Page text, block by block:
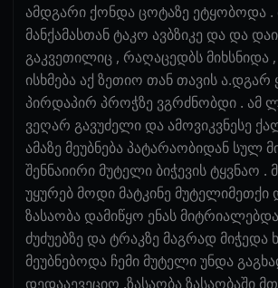
ამდგარი ქონდა ცოტაზე ეტყობოდა .
მანქამასთან ტაკო ავბზიკე და და
გაკვეთილიც , რაღაცედბს მიხსნიდა
ისხმება აქ ზეთიო თან თავის
პირდაპირ პროჭზე ვგრძნობდი . ამ
ვეღარ გავუძელი და ამოვიკვნესე
ამაზე მეუბნება პატარაობიდან სულ
შენნაიირი მუტელი ბიჭევის ტყვნაო .
უყურებ მოდი მატკინე მუტელიმეთქი
ზასაობა დამიწყო ენას
ძუძუებზე და ტრაკზე მაგრად
მეუბნებოდა ჩემი მუტელი უნდა
დედააევეციო .ზასაობა ზასაობაში